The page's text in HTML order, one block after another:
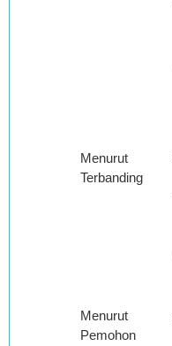
Menurut
Terbanding
Menurut
Pemohon